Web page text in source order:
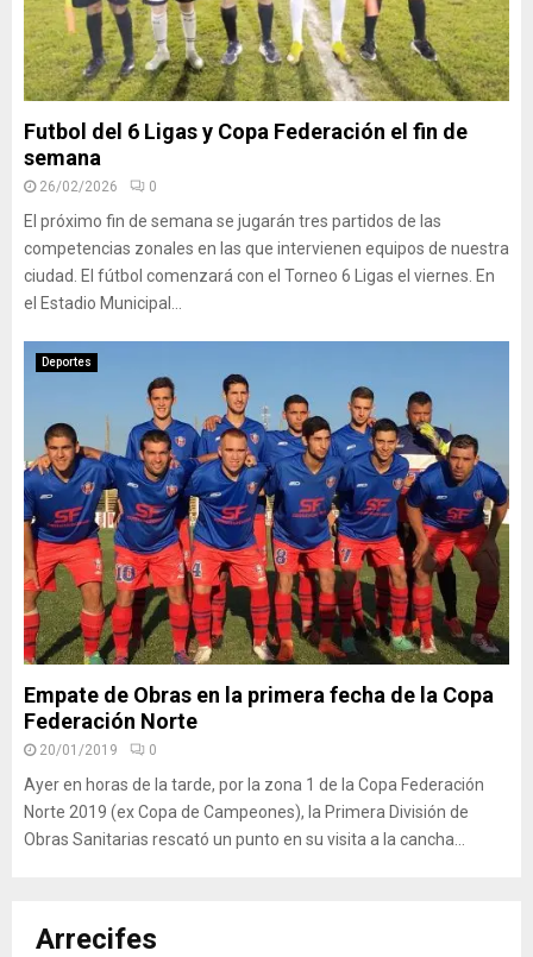
Futbol del 6 Ligas y Copa Federación el fin de
semana
26/02/2026 0
El próximo fin de semana se jugarán tres partidos de las
competencias zonales en las que intervienen equipos de nuestra
ciudad. El fútbol comenzará con el Torneo 6 Ligas el viernes. En
el Estadio Municipal...
Deportes
Empate de Obras en la primera fecha de la Copa
Federación Norte
20/01/2019 0
Ayer en horas de la tarde, por la zona 1 de la Copa Federación
Norte 2019 (ex Copa de Campeones), la Primera División de
Obras Sanitarias rescató un punto en su visita a la cancha...
Arrecifes